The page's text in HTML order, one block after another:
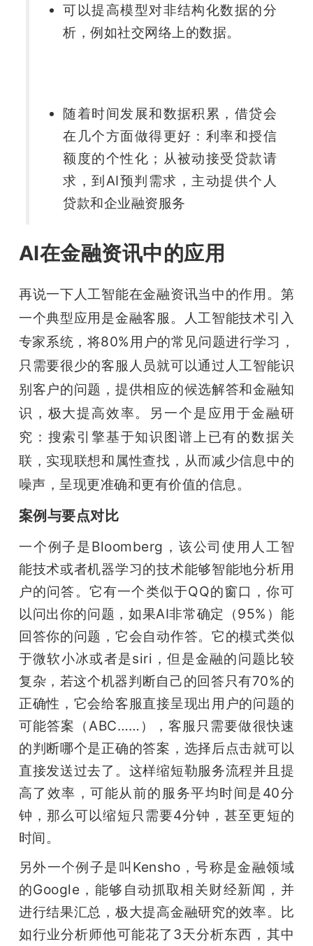
可以提高模型对非结构化数据的分
析，例如社交网络上的数据。
随着时间发展和数据积累，借贷会
在几个方面做得更好：利率和授信
额度的个性化；从被动接受贷款请
求，到AI预判需求，主动提供个人
贷款和企业融资服务
AI在金融资讯中的应用
再说一下人工智能在金融资讯当中的作用。 第
一个典型应用是金融客服。人工智能技术引入
专家系统，将80%用户的常见问题进行学习，
只需要很少的客服人员就可以通过人工智能识
别客户的问题，提供相应的候选解答和金融知
识，极大提高效率。另一个是应用于金融研
究：搜索引擎基于知识图谱上已有的数据关
联，实现联想和属性查找，从而减少信息中的
噪声，呈现更准确和更有价值的信息。
案例与要点对比
一个例子是Bloomberg，该公司使用人工智
能技术或者机器学习的技术能够智能地分析用
户的问答。它有一个类似于QQ的窗口，你可
以问出你的问题，如果AI非常确定（95%）能
回答你的问题，它会自动作答。它的模式类似
于微软小冰或者是siri，但是金融的问题比较
复杂，若这个机器判断自己的回答只有70%的
正确性，它会给客服直接呈现出用户的问题的
可能答案（ABC……），客服只需要做很快速
的判断哪个是正确的答案，选择后点击就可以
直接发送过去了。这样缩短勒服务流程并且提
高了效率，可能从前的服务平均时间是40分
钟，那么可以缩短只需要4分钟，甚至更短的
时间。
另外一个例子是叫Kensho，号称是金融领域
的Google，能够自动抓取相关财经新闻，并
进行结果汇总，极大提高金融研究的效率。比
如行业分析师他可能花了3天分析东西，其中